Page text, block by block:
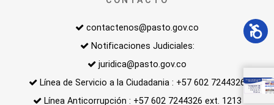
contactenos@pasto.gov.co
Notificaciones Judiciales:
juridica@pasto.gov.co
Línea de Servicio a la Ciudadania : +57 602 7244326
Línea Anticorrupción : +57 602 7244326 ext. 1213